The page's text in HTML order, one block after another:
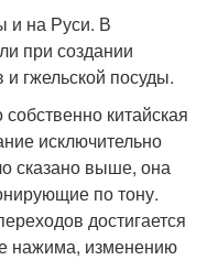
и на Руси. В
при создании
гжельской посуды.
китайская
исключительно
сказано выше, она
по тону.
достигается
нажима, изменению